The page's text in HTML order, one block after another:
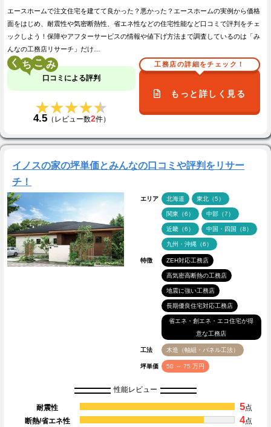
エースホームで注文住宅を建てて良かった？悪かった？エースホームの実例から価格
面をはじめ、耐震性や気密断熱性、省エネ性などの住宅性能など口コミで評判をチェ
ックしよう！保障やアフターサービスの情報や値下げ方法まで調査しているのは「み
んなの工務店リサーチ」だけ…
く こ
口コミによる評判
★★★★★
★★★★★
4.5（レビュー数2件）
工務店の詳細をチェック！
もっと詳しく見る
イノスの家の坪単価とみんなの口コミや評判をリサー
チ！
エリア 北海道 東北（5）
関東（6） 中部（7）
近畿（6） 中国・四国（8）
九州・沖縄（6）
特徴 ZEH対応工務店
高気密高断熱の工務店
地震に強い工務店
長期優良住宅対応工務店
省エネ・創エネ・エコ住宅が得
意な工務店
工法 木造（軸組・パネル工法）
坪単価 50 ～ 75 万円
性能レビュー
耐震性 5点
断熱/省エネ性
4点